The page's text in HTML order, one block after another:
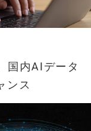
国内AIデータ
ンス